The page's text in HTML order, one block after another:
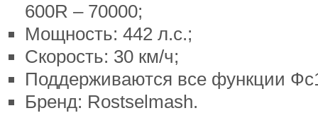
600R – 70000;
Мощность: 442 л.с.;
Скорость: 30 км/ч;
Поддерживаются все функции
Бренд: Rostselmash.